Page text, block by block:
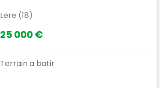
Lere (18)
25 000 €
Terrain a batir